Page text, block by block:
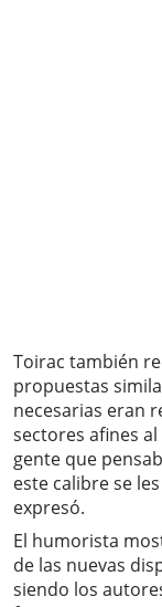
Toirac también
propuestas
necesarias eran
sectores afines
gente que
este calibre se
expresó.
El humorista
de las nuevas
siendo los